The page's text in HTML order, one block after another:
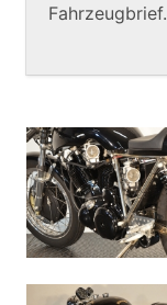
Fahrzeugbrief.